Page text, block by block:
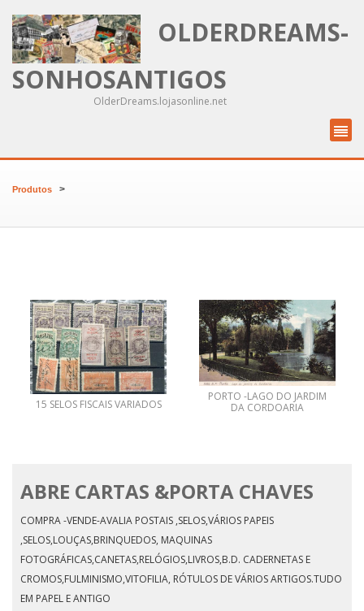
OLDERDREAMS-
SONHOSANTIGOS
OlderDreams.lojasonline.net
Produtos >
15 SELOS FISCAIS VARIADOS
PORTO -LAGO DO JARDIM
DA CORDOARIA
ABRE CARTAS &PORTA CHAVES
COMPRA -VENDE-AVALIA POSTAIS ,SELOS,VÁRIOS PAPEIS
,SELOS,LOUÇAS,BRINQUEDOS, MAQUINAS
FOTOGRÁFICAS,CANETAS,RELÓGIOS,LIVROS,B.D. CADERNETAS E
CROMOS,FULMINISMO,VITOFILIA, RÓTULOS DE VÁRIOS ARTIGOS.TUDO
EM PAPEL E ANTIGO